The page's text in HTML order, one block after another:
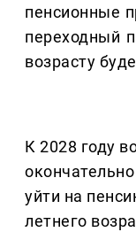
пенсионные
переходный
возрасту
К 2028 году
уйти на
летнего